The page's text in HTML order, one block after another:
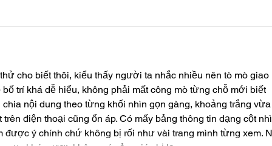
cho biết thôi, kiểu thấy người ta nhắc nhiều nên tò mò giao
trí khá dễ hiểu, không phải mất công mò từng chỗ mới biết
nội dung theo từng khối nhìn gọn gàng, khoảng trắng
điện thoại cũng ổn áp. Có mấy bảng thông tin dạng cột
được ý chính chứ không bị rối như vài trang mình từng xem.